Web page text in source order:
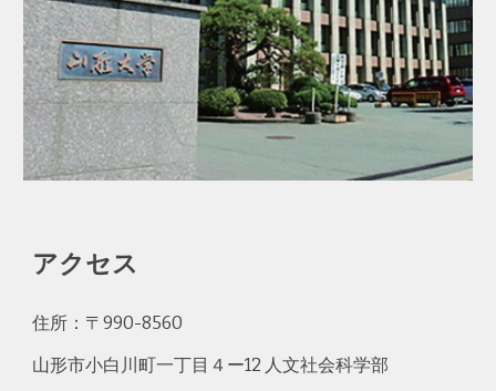
アクセス
住所 ：〒990-8560
山形市小白川町一丁目４ー12 人文社会科学部